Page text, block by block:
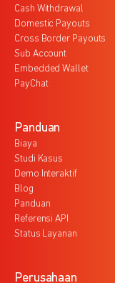
Cash Withdrawal
Domestic Payouts
Cross Border Payouts
Sub Account
Embedded Wallet
PayChat
Panduan
Biaya
Studi Kasus
Demo Interaktif
Blog
Panduan
Referensi API
Status Layanan
Perusahaan